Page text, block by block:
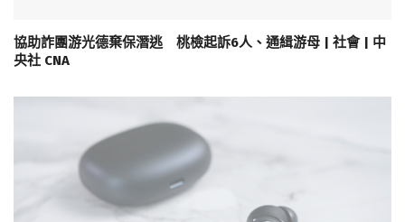
協助詐團游光德棄保潛逃 桃檢起訴6人、通緝游母 | 社會 | 中
央社 CNA